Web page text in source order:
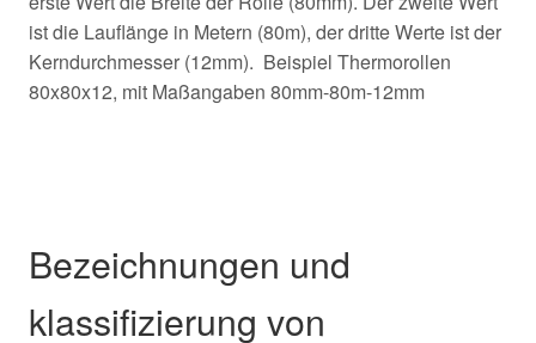
ist die Lauflänge in Metern (80m), der dritte Werte ist der
Kerndurchmesser (12mm). Beispiel Thermorollen
80x80x12, mit Maßangaben 80mm-80m-12mm
Bezeichnungen und
klassifizierung von